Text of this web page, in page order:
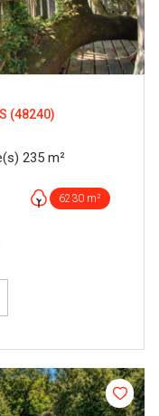
(48240)
Mas 9 pièce(s) 7 chambre(s) 235 m²
6230 m²